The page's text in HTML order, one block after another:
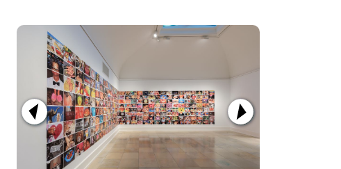
Die Vitrine
Marianne-Defet-Malerei-
Stipendium
Ateliers im Werkhaus
Atelierförderung